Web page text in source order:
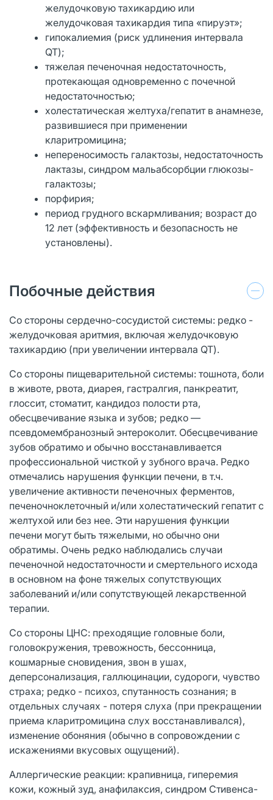
желудочковую тахикардию или
желудочковая тахикардия типа «пируэт»;
гипокалиемия (риск удлинения интервала
QT);
тяжелая печеночная недостаточность,
протекающая одновременно с почечной
недостаточностью;
холестатическая желтуха/гепатит в анамнезе,
развившиеся при применении
кларитромицина;
непереносимость галактозы, недостаточность
лактазы, синдром мальабсорбции глюкозы-
галактозы;
порфирия;
период грудного вскармливания; возраст до
12 лет (эффективность и безопасность не
установлены).
Побочные действия
Со стороны сердечно-сосудистой системы: редко -
желудочковая аритмия, включая желудочковую
тахикардию (при увеличении интервала QT).
Со стороны пищеварительной системы: тошнота, боли
в животе, рвота, диарея, гастралгия, панкреатит,
глоссит, стоматит, кандидоз полости рта,
обесцвечивание языка и зубов; редко —
псевдомембранозный энтероколит. Обесцвечивание
зубов обратимо и обычно восстанавливается
профессиональной чисткой у зубного врача. Редко
отмечались нарушения функции печени, в т.ч.
увеличение активности печеночных ферментов,
печеночноклеточный и/или холестатический гепатит с
желтухой или без нее. Эти нарушения функции
печени могут быть тяжелыми, но обычно они
обратимы. Очень редко наблюдались случаи
печеночной недостаточности и смертельного исхода
в основном на фоне тяжелых сопутствующих
заболеваний и/или сопутствующей лекарственной
терапии.
Со стороны ЦНС: преходящие головные боли,
головокружения, тревожность, бессонница,
кошмарные сновидения, звон в ушах,
деперсонализация, галлюцинации, судороги, чувство
страха; редко - психоз, спутанность сознания; в
отдельных случаях - потеря слуха (при прекращении
приема кларитромицина слух восстанавливался),
изменение обоняния (обычно в сопровождении с
искажениями вкусовых ощущений).
Аллергические реакции: крапивница, гиперемия
кожи, кожный зуд, анафилаксия, синдром Стивенса-